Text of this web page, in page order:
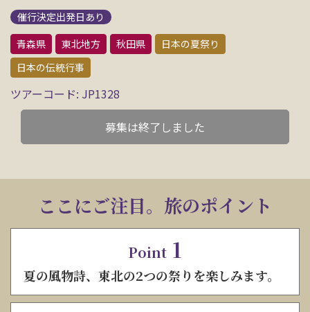
催行決定出発日あり
青森県
東北地方 秋田県
日本の夏祭り
日本の伝統行事
ツアーコード: JP1328
募集は終了しました
ここにご注目。旅のポイント
Point 1
夏の風物詩、東北の2つの祭りを楽しみます。